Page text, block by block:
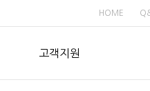
HOME
고객지원